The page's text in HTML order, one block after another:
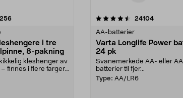
256anmeldelser
i tre
8-pakning
kleshenger av
finnes i flere farger.
5 stjerner 24104
AA-batterier
Varta Longlife Power
24 pk
Svanemerkede AA- eller
batterier til fjer...
Type: AA/LR6
4.5av 5 stjerner